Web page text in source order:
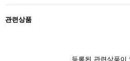
관련상품
등록된 관련상품이